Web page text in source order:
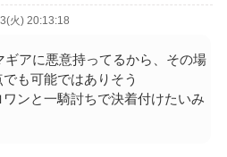
火) 20:13:18
ギアに悪意持ってるから、その場
も可能ではありそう
ンと一騎討ちで決着付けたいみ